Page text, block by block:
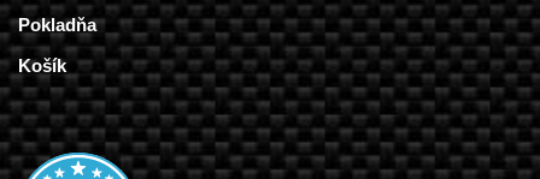
Pokladňa
Košík